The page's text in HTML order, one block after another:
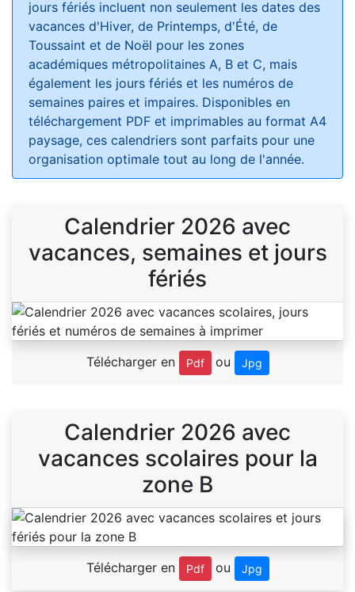
jours fériés incluent non seulement les dates des
vacances d'Hiver, de Printemps, d'Été, de
Toussaint et de Noël pour les zones
académiques métropolitaines A, B et C, mais
également les jours fériés et les numéros de
semaines paires et impaires. Disponibles en
téléchargement PDF et imprimables au format A4
paysage, ces calendriers sont parfaits pour une
organisation optimale tout au long de l'année.
Calendrier 2026 avec
vacances, semaines et jours
fériés
Télécharger en Pdf ou Jpg
Calendrier 2026 avec
vacances scolaires pour la
zone B
Télécharger en Pdf ou Jpg